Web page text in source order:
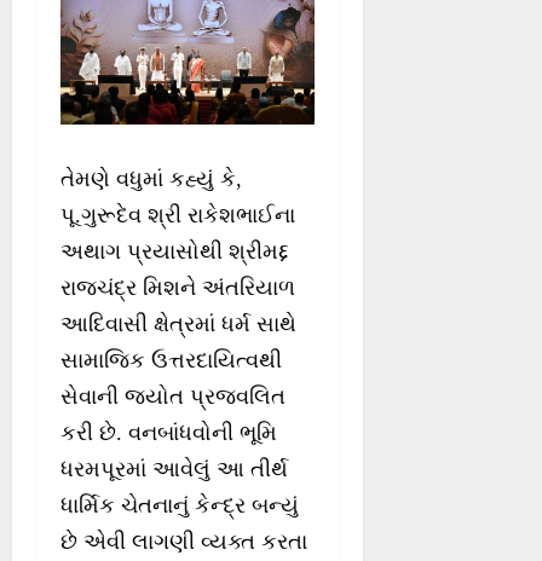
તેમણે વધુમાં કહ્યું કે,
પૂ.ગુરૂદેવ શ્રી રાકેશભાઈના
અથાગ પ્રયાસોથી શ્રીમદ્દ
રાજચંદ્ર મિશને અંતરિયાળ
આદિવાસી ક્ષેત્રમાં ધર્મ સાથે
સામાજિક ઉત્તરદાયિત્વથી
સેવાની જ્યોત પ્રજ્વલિત
કરી છે. વનબાંધવોની ભૂમિ
ધરમપૂરમાં આવેલું આ તીર્થ
ધાર્મિક ચેતનાનું કેન્દ્ર બન્યું
છે એવી લાગણી વ્યક્ત કરતા